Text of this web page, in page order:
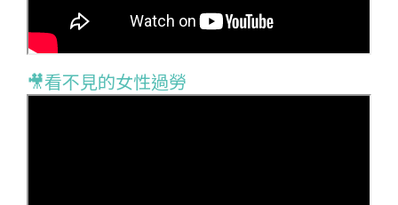
🎥看不見的女性過勞